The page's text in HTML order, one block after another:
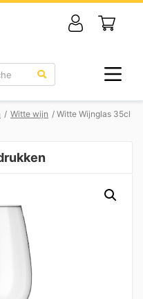
/ Witte wijn / Witte Wijnglas 35cl